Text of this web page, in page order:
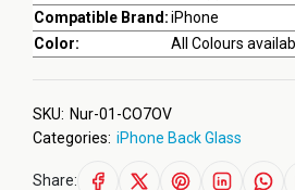
Compatible Brand:iPhone
Color:
All Colours
SKU: Nur-01-CO7OV
Categories: iPhone Back Glass
Share: